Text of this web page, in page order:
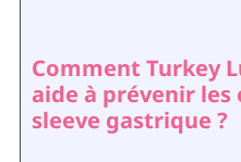
Comment Turkey
aide à prévenir
sleeve gastrique ?